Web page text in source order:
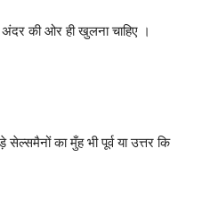
की ओर ही खुलना चाहिए ।
का मुँह भी पूर्व या उत्तर कि